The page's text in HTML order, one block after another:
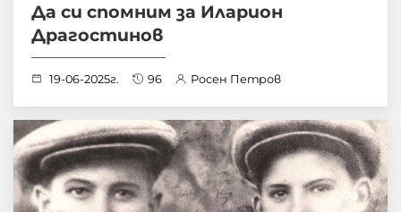
Да си спомним за Иларион
Драгостинов
19-06-2025г. 96 Росен Петров